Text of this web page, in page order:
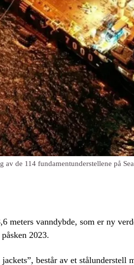
de 114 fundamentunderstellene på
meters vanndybde, som er ny
2023.
består av et stålunderstell